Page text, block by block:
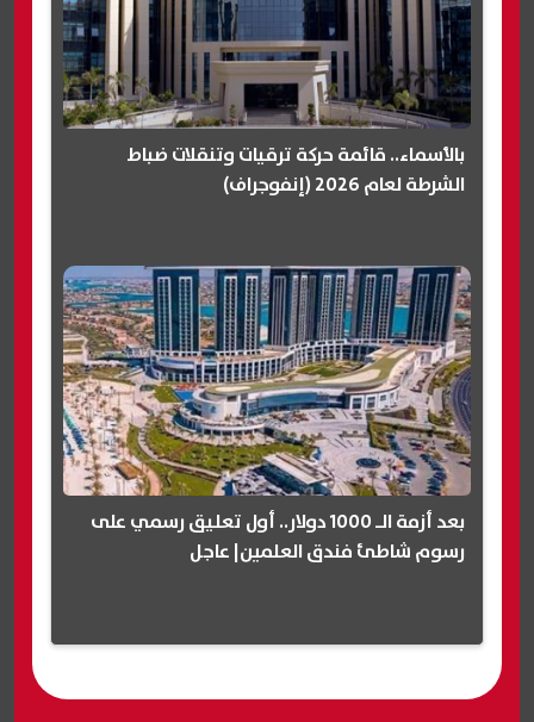
بالأسماء.. قائمة حركة ترقيات وتنقلات ضباط
الشرطة لعام 2026 (إنفوجراف)
بعد أزمة الـ 1000 دولار.. أول تعليق رسمي على
رسوم شاطئ فندق العلمين| عاجل